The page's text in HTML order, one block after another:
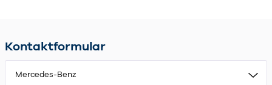
Kontaktformular
Mercedes-Benz